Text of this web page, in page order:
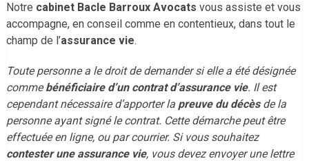
Notre cabinet Bacle Barroux Avocats vous assiste et vous
accompagne, en conseil comme en contentieux, dans tout le
champ de l’assurance vie.
Toute personne a le droit de demander si elle a été désignée
commebénéficiaire d’un contrat d’assurance vie. Il est
cependant nécessaire d’apporter la preuve du décèsde la
personne ayant signé le contrat. Cette démarche peut être
effectuée en ligne, ou par courrier. Si vous souhaitez
contester une assurance vie, vous devez envoyer une lettre